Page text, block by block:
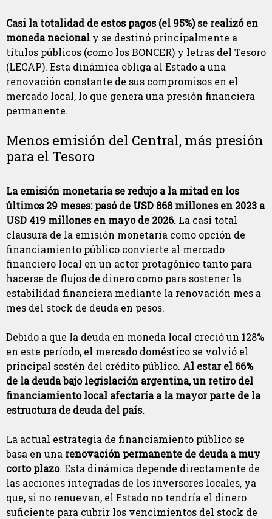
Casi la totalidad de estos pagos (el 95%) se realizó en
moneda nacional y se destinó principalmente a
títulos públicos (como los BONCER) y letras del Tesoro
(LECAP). Esta dinámica obliga al Estado a una
renovación constante de sus compromisos en el
mercado local, lo que genera una presión financiera
permanente.
Menos emisión del Central, más presión
para el Tesoro
La emisión monetaria se redujo a la mitad en los
últimos 29 meses: pasó de USD 868 millones en 2023 a
USD 419 millones en mayo de 2026. La casi total
clausura de la emisión monetaria como opción de
financiamiento público convierte al mercado
financiero local en un actor protagónico tanto para
hacerse de flujos de dinero como para sostener la
estabilidad financiera mediante la renovación mes a
mes del stock de deuda en pesos.
Debido a que la deuda en moneda local creció un 128%
en este período, el mercado doméstico se volvió el
principal sostén del crédito público. Al estar el 66%
de la deuda bajo legislación argentina, un retiro del
financiamiento local afectaría a la mayor parte de la
estructura de deuda del país.
La actual estrategia de financiamiento público se
basa en una renovación permanente de deuda a muy
corto plazo. Esta dinámica depende directamente de
las acciones integradas de los inversores locales, ya
que, si no renuevan, el Estado no tendría el dinero
suficiente para cubrir los vencimientos del stock de